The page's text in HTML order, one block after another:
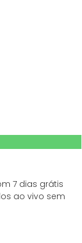
7 dias grátis
ao vivo sem